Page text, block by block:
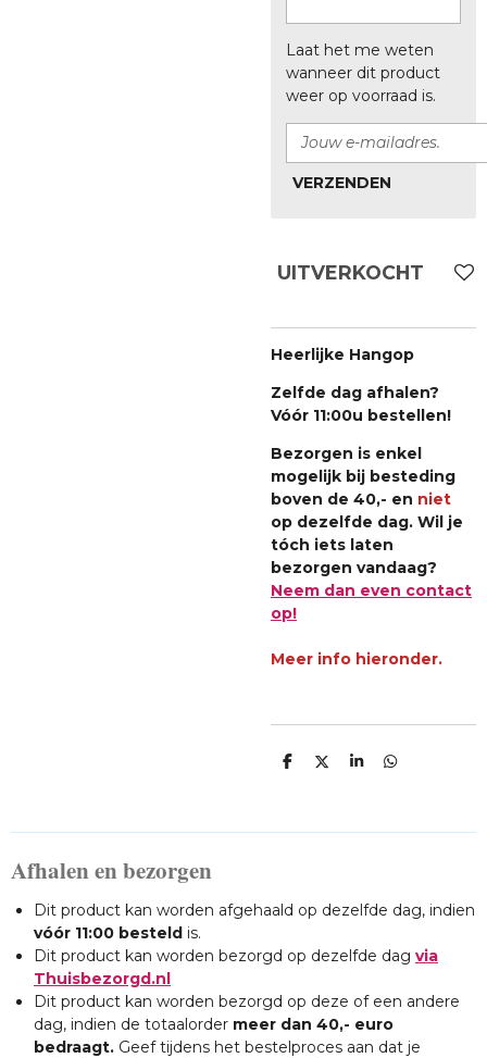
Laat het me weten
wanneer dit product
weer op voorraad is.
VERZENDEN
UITVERKOCHT
Heerlijke Hangop
Zelfde dag afhalen?
Vóór 11:00u bestellen!
Bezorgen is enkel
mogelijk bij besteding
boven de 40,- en niet
op dezelfde dag. Wil je
tóch iets laten
bezorgen vandaag?
Neem dan even contact
op!
Meer info hieronder.
D
D
S
D
Afhalen en bezorgen
Dit product kan worden afgehaald op dezelfde dag, indien
vóór 11:00 besteld is.
Dit product kan worden bezorgd op dezelfde dag via
Thuisbezorgd.nl
Dit product kan worden bezorgd op deze of een andere
dag, indien de totaalorder meer dan 40,- euro
bedraagt. Geef tijdens het bestelproces aan dat je